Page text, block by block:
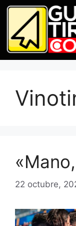
22 octubre,